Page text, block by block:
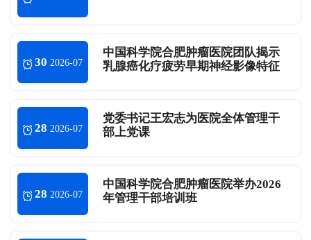
30 2026-07
中国科学院合肥肿瘤医院团队揭示
乳腺癌化疗疲劳早期神经影像特征
28 2026-07
党委书记王宏志为医院全体管理干
部上党课
28 2026-07
中国科学院合肥肿瘤医院举办2026
年管理干部培训班